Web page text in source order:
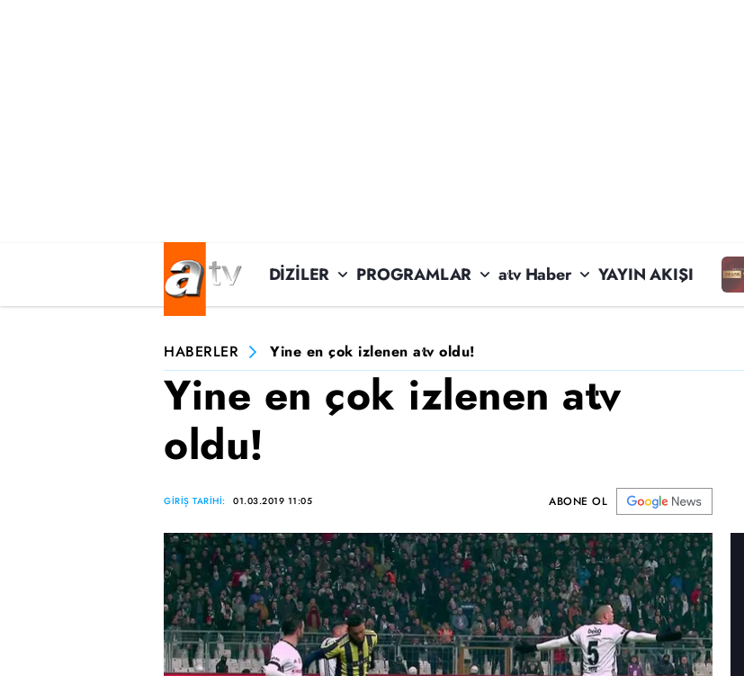
DİZİLER PROGRAMLAR atv Haber YAYIN AKIŞI
HABERLER Yine en çok izlenen atv oldu!
Yine en çok izlenen atv
oldu!
GİRİŞ TARİHİ: 01.03.2019 11:05 ABONE OL